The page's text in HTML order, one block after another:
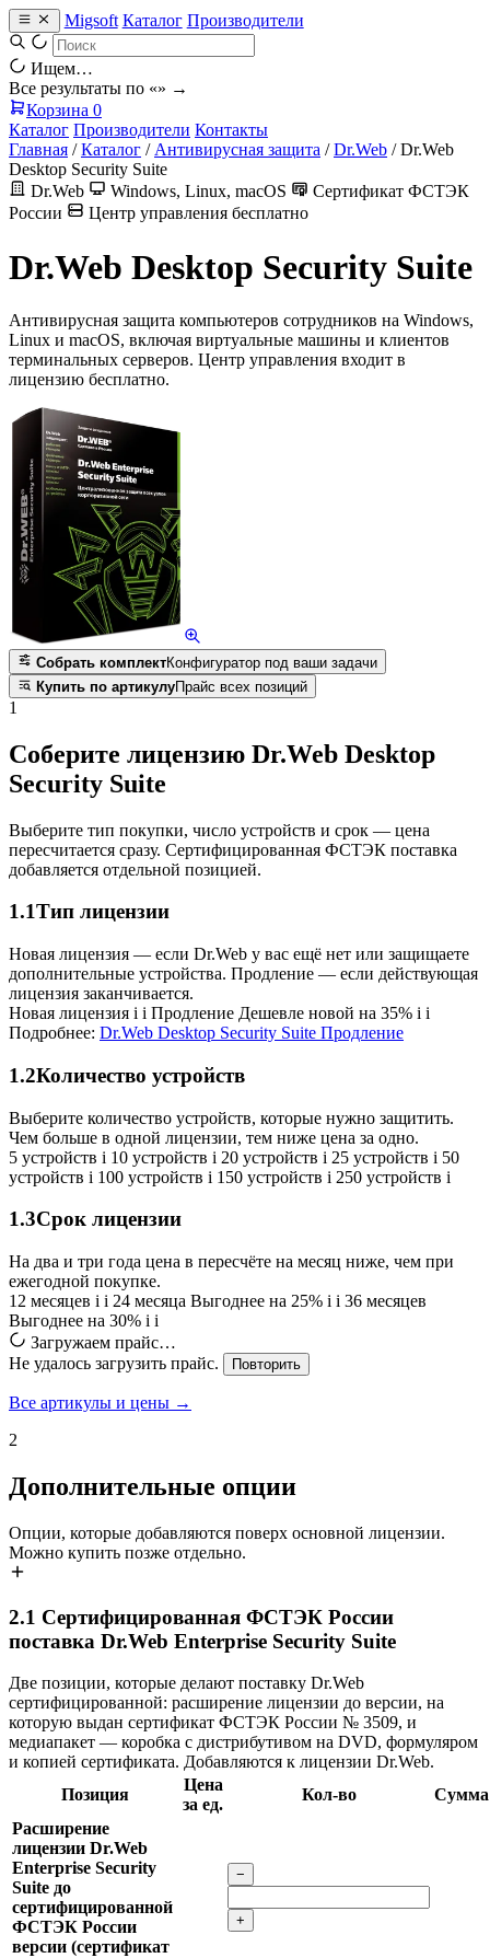
Migsoft Каталог Производители
Ищем…
Все результаты по «» →
Корзина 0
Каталог Производители Контакты
Главная / Каталог / Антивирусная защита / Dr.Web / Dr.Web
Desktop Security Suite
Dr.Web
Windows, Linux, macOS
Сертификат ФСТЭК
России
Центр управления бесплатно
Dr.Web Desktop Security Suite
Антивирусная защита компьютеров сотрудников на Windows,
Linux и macOS, включая виртуальные машины и клиентов
терминальных серверов. Центр управления входит в
лицензию бесплатно.
Собрать комплектКонфигуратор под ваши задачи
Купить по артикулуПрайс всех позиций
1
Соберите лицензию Dr.Web Desktop
Security Suite
Выберите тип покупки, число устройств и срок — цена
пересчитается сразу. Сертифицированная ФСТЭК поставка
добавляется отдельной позицией.
1.1Тип лицензии
Новая лицензия — если Dr.Web у вас ещё нет или защищаете
дополнительные устройства. Продление — если действующая
лицензия заканчивается.
Новая лицензия i i Продление Дешевле новой на 35% i i
Подробнее: Dr.Web Desktop Security Suite Продление
1.2Количество устройств
Выберите количество устройств, которые нужно защитить.
Чем больше в одной лицензии, тем ниже цена за одно.
5 устройств i 10 устройств i 20 устройств i 25 устройств i 50
устройств i 100 устройств i 150 устройств i 250 устройств i
1.3Срок лицензии
На два и три года цена в пересчёте на месяц ниже, чем при
ежегодной покупке.
12 месяцев i i 24 месяца Выгоднее на 25% i i 36 месяцев
Выгоднее на 30% i i
Загружаем прайс…
Не удалось загрузить прайс.
Повторить
Все артикулы и цены →
2
Дополнительные опции
Опции, которые добавляются поверх основной лицензии.
Можно купить позже отдельно.
2.1 Сертифицированная ФСТЭК России
поставка Dr.Web Enterprise Security Suite
Две позиции, которые делают поставку Dr.Web
сертифицированной: расширение лицензии до версии, на
которую выдан сертификат ФСТЭК России № 3509, и
медиапакет — коробка с дистрибутивом на DVD, формуляром
и копией сертификата. Добавляются к лицензии Dr.Web.
Позиция
Цена
за ед.
Кол-во
Сумма
Расширение
лицензии Dr.Web
Enterprise Security
Suite до
сертифицированной
ФСТЭК России
версии (сертификат
−
+